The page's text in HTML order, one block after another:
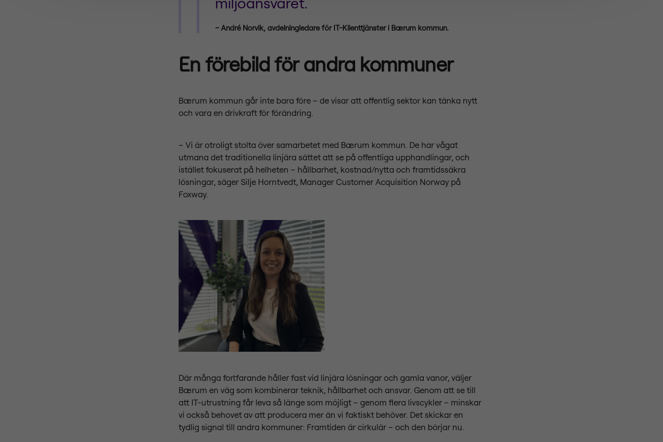
André Norvik, avdelningledare för IT-Klienttjänster i Bærum kommun.
En förebild för andra kommuner
Bærum kommun går inte bara före – de visar att offentlig sektor kan tänka nytt
och vara en drivkraft för förändring.
– Vi är otroligt stolta över samarbetet med Bærum kommun. De har vågat
utmana det traditionella linjära sättet att se på offentliga upphandlingar, och
istället fokuserat på helheten – hållbarhet, kostnad/nytta och framtidssäkra
lösningar, säger Silje Horntvedt, Manager Customer Acquisition Norway på
Foxway.
Där många fortfarande håller fast vid linjära lösningar och gamla vanor, väljer
Bærum en väg som kombinerar teknik, hållbarhet och ansvar. Genom att se till
att IT-utrustning får leva så länge som möjligt – genom flera livscykler – minskar
vi också behovet av att producera mer än vi faktiskt behöver. Det skickar en
tydlig signal till andra kommuner: Framtiden är cirkulär – och den börjar nu.